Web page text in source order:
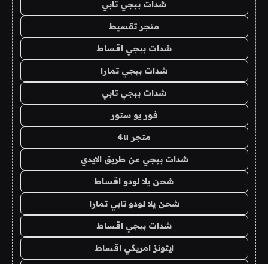
شدات ببجي تابي
متجر تقسيط
شدات ببجي اقساط
شدات ببجي تمارا
شدات ببجي تابي
فور يو ستور
متجر 4u
شدات ببجي عن طريق الايدي
شحن يلا لودو اقساط
شحن يلا لودو تابي تمارا
شدات ببجي اقساط
ايتونز امريكي اقساط